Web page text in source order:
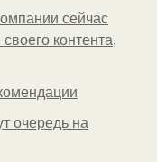
сейчас
контента,
очередь на